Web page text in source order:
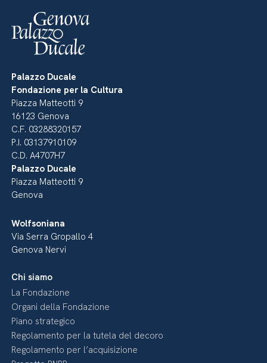
Palazzo Ducale
Fondazione per la Cultura
Piazza Matteotti 9
16123 Genova
C.F. 03288320157
P.I. 03137910109
C.D. A4707H7
Palazzo Ducale
Piazza Matteotti 9
Genova
Wolfsoniana
Via Serra Gropallo 4
Genova Nervi
Chi siamo
La Fondazione
Organi della Fondazione
Piano strategico
Regolamento per la tutela del decoro
Regolamento per l’acquisizione